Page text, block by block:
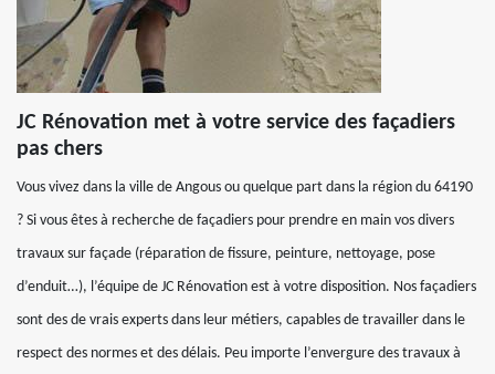
JC Rénovation met à votre service des façadiers
pas chers
Vous vivez dans la ville de Angous ou quelque part dans la région du 64190
? Si vous êtes à recherche de façadiers pour prendre en main vos divers
travaux sur façade (réparation de fissure, peinture, nettoyage, pose
d’enduit…), l’équipe de JC Rénovation est à votre disposition. Nos façadiers
sont des de vrais experts dans leur métiers, capables de travailler dans le
respect des normes et des délais. Peu importe l’envergure des travaux à